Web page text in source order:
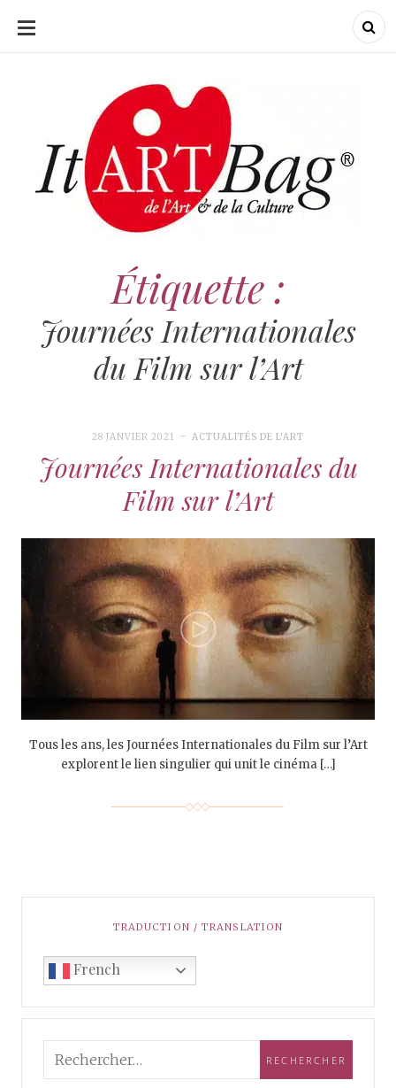
ALLER
CONTENU
ItArtBag
ItArtBag
Étiquette :
Journées Internationales
du Film sur l’Art
28 JANVIER 2021 ACTUALITÉS DE L'ART
Journées Internationales du
Film sur l’Art
Tous les ans, les Journées Internationales du Film sur l’Art
explorent le lien singulier qui unit le cinéma […]
TRADUCTION / TRANSLATION
French